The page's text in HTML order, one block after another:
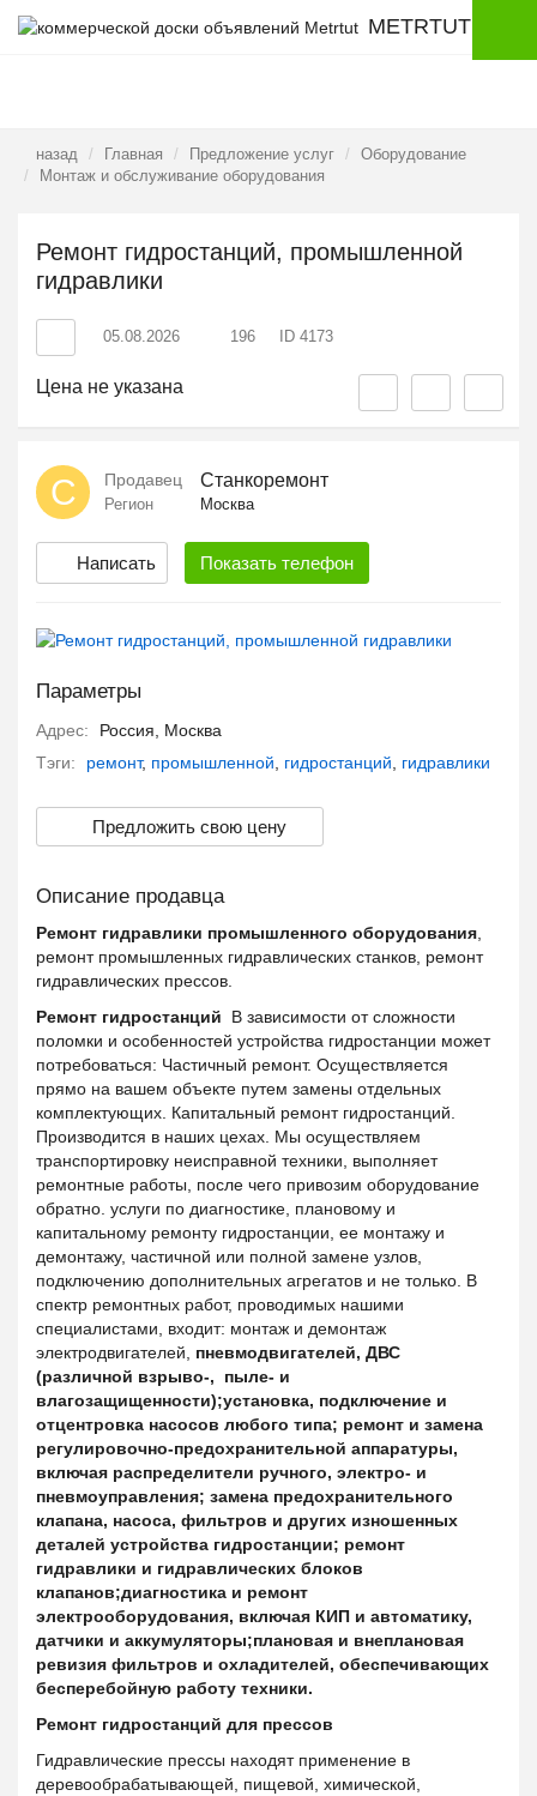
METRTUT
назад Главная Предложение услуг
Оборудование
Монтаж и обслуживание оборудования
Ремонт гидростанций, промышленной
гидравлики
05.08.2026 196 ID 4173
Цена не указана
С Продавец Станкоремонт
Регион Москва
Написать Показать телефон
Параметры
Адрес:
Россия, Москва
Тэги:
ремонт, промышленной, гидростанций, гидравлики
Предложить свою цену
Описание продавца
Ремонт гидравлики промышленного оборудования,
ремонт промышленных гидравлических станков, ремонт
гидравлических прессов.
Ремонт гидростанций В зависимости от сложности
поломки и особенностей устройства гидростанции может
потребоваться: Частичный ремонт. Осуществляется
прямо на вашем объекте путем замены отдельных
комплектующих. Капитальный ремонт гидростанций.
Производится в наших цехах. Мы осуществляем
транспортировку неисправной техники, выполняет
ремонтные работы, после чего привозим оборудование
обратно. услуги по диагностике, плановому и
капитальному ремонту гидростанции, ее монтажу и
демонтажу, частичной или полной замене узлов,
подключению дополнительных агрегатов и не только. В
спектр ремонтных работ, проводимых нашими
специалистами, входит: монтаж и демонтаж
электродвигателей, пневмодвигателей, ДВС
(различной взрыво-, пыле- и
влагозащищенности);установка, подключение и
отцентровка насосов любого типа; ремонт и замена
регулировочно-предохранительной аппаратуры,
включая распределители ручного, электро- и
пневмоуправления; замена предохранительного
клапана, насоса, фильтров и других изношенных
деталей устройства гидростанции; ремонт
гидравлики и гидравлических блоков
клапанов;диагностика и ремонт
электрооборудования, включая КИП и автоматику,
датчики и аккумуляторы;плановая и внеплановая
ревизия фильтров и охладителей, обеспечивающих
бесперебойную работу техники.
Ремонт гидростанций для прессов
Гидравлические прессы находят применение в
деревообрабатывающей, пищевой, химической,